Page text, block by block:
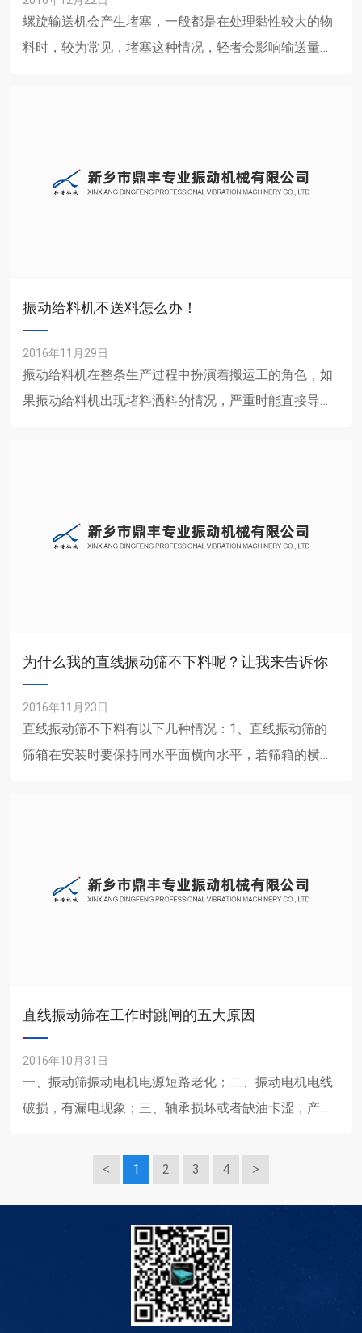
螺旋输送机会产生堵塞，一般都是在处理黏性较大的物
料时，较为常见，堵塞这种情况，轻者会影响输送量，
振动给料机不送料怎么办！
2016年11月29日
振动给料机在整条生产过程中扮演着搬运工的角色，如
果振动给料机出现堵料洒料的情况，严重时能直接导致
为什么我的直线振动筛不下料呢？让我来告诉你
2016年11月23日
直线振动筛不下料有以下几种情况：1、直线振动筛的
筛箱在安装时要保持同水平面横向水平，若筛箱的横向
直线振动筛在工作时跳闸的五大原因
2016年10月31日
一、振动筛振动电机电源短路老化；二、振动电机电线
破损，有漏电现象；三、轴承损坏或者缺油卡涩，产生
过大；五、振动电......
1 2 3 4